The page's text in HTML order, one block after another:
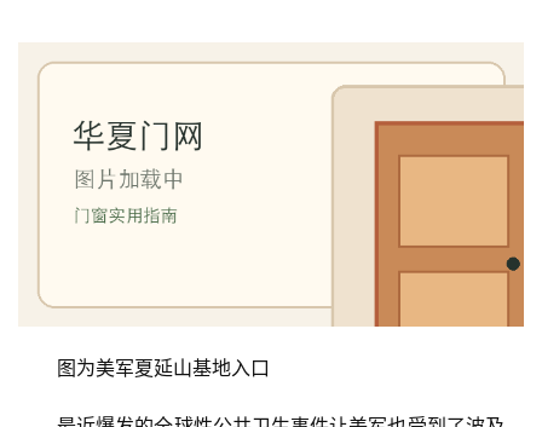
图为美军夏延山基地入口